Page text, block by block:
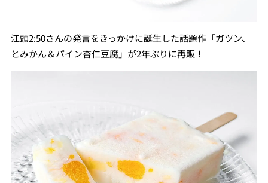
江頭2:50さんの発言をきっかけに誕生した話題作「ガツン、
とみかん＆パイン杏仁豆腐」が2年ぶりに再販！